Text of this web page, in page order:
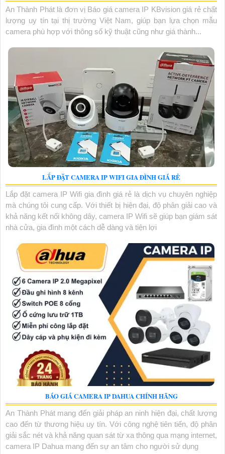
An Thành Phát là đơn vị Báo giá camera IP KBvision giá rẻ chất
lượng uy tín tại thị trường Việt Nam, giúp bạn lựa chọn mẫu
camera phù hợp với thông số kỹ thuật cũng như giá thành...
LẮP ĐẶT CAMERA IP WIFI GIA ĐÌNH GIÁ RẺ
Lắp đặt camera IP Wifi gia đình giá rẻ là dịch vụ chuyên nghiệp
mà chúng tôi cung cấp. Với thiết bị hiện đại, độ phân giải cao và
khả năng kết nối không dây, camera IP Wifi sẽ giúp bạn giám sát
nhà cửa, gia đình một cách dễ dàng và tiện lợi
BÁO GIÁ CAMERA IP DAHUA CHÍNH HÃNG
An Thành Phát mang đến giải pháp an ninh hiện đại, chất lượng
cao đến từ thương hiệu uy tín. Với công nghệ tiên tiến, độ phân
giải sắc nét và khả năng quan sát từ xa thông qua mạng internet,
camera IP Dahua mang đến sự an tâm cho người sử dụng